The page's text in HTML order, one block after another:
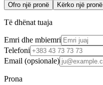
Ofro një pronë Kërko një pronë
Të dhënat tuaja
Emri dhe mbiemri
Telefoni
Email (opsionale)
Prona